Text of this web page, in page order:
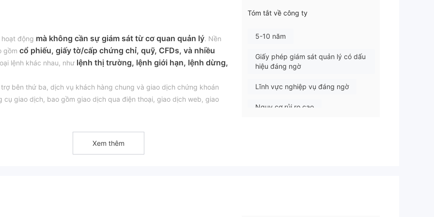
động mà không cần sự giám sát từ cơ quan quản lý. Nền
gồm cổ phiếu, giấy tờ/cấp chứng chỉ, quỹ, CFDs, và nhiều
lệnh khác nhau, như lệnh thị trường, lệnh giới hạn, lệnh dừng,
bên thứ ba, dịch vụ khách hàng chung và giao dịch chứng khoán
giao dịch, bao gồm giao dịch qua điện thoại, giao dịch web, giao
không được quy định. Các tổ chức không được quy định có thể thiếu
Tóm tắt về công ty
5-10 năm
Giấy phép giám sát quản lý có dấu
hiệu đáng ngờ
Lĩnh vực nghiệp vụ đáng ngờ
Nguy cơ rủi ro cao
Xem thêm